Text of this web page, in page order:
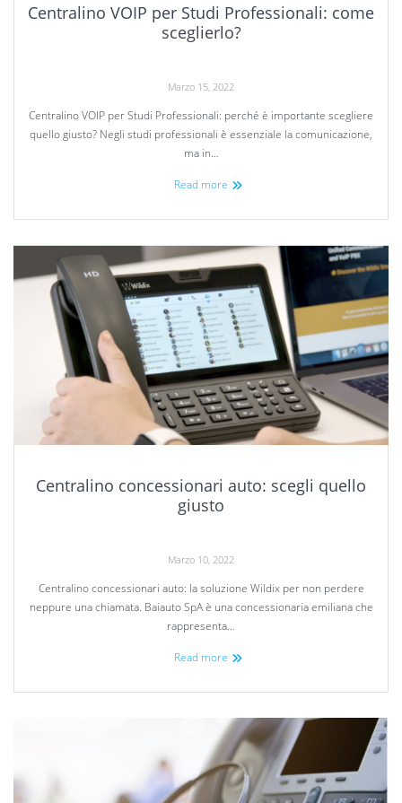
Centralino VOIP per Studi Professionali: come
sceglierlo?
Marzo 15, 2022
Centralino VOIP per Studi Professionali: perché è importante scegliere
quello giusto? Negli studi professionali è essenziale la comunicazione,
ma in…
Read more
Centralino concessionari auto: scegli quello
giusto
Marzo 10, 2022
Centralino concessionari auto: la soluzione Wildix per non perdere
neppure una chiamata. Baiauto SpA è una concessionaria emiliana che
rappresenta…
Read more